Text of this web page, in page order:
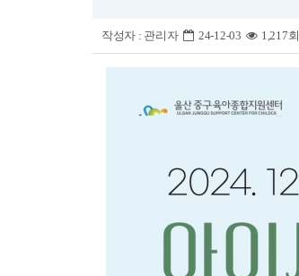
작성자 : 관리자 24-12-03 1,217회